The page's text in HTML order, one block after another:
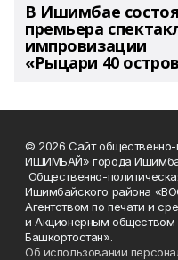
В Ишимбае
премьера
импровизации
«Рыцари 40
© 2026 Сайт
ИШИМБАЙ» города
Общественно-
Ишимбайского района
Агентством по печати и
и Акционерным обществом
Башкортостан».
Об использовании